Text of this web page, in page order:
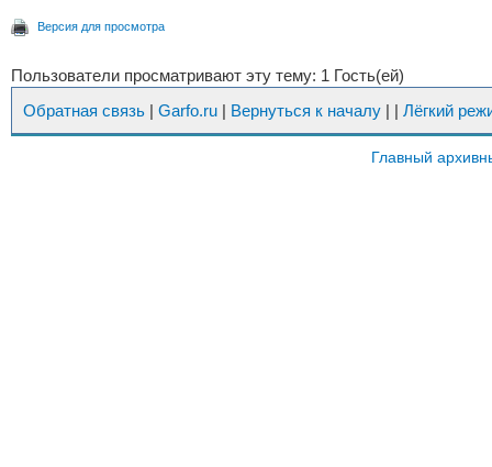
Версия для просмотра
Пользователи просматривают эту тему: 1 Гость(ей)
Обратная связь | Garfo.ru | Вернуться к началу | | Лёгкий
Главный